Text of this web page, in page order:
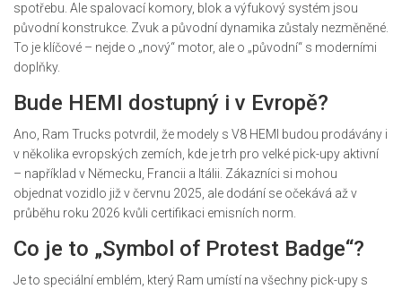
spotřebu. Ale spalovací komory, blok a výfukový systém jsou
původní konstrukce. Zvuk a původní dynamika zůstaly nezměněné.
To je klíčové – nejde o „nový“ motor, ale o „původní“ s moderními
doplňky.
Bude HEMI dostupný i v Evropě?
Ano, Ram Trucks potvrdil, že modely s V8 HEMI budou prodávány i
v několika evropských zemích, kde je trh pro velké pick-upy aktivní
– například v Německu, Francii a Itálii. Zákazníci si mohou
objednat vozidlo již v červnu 2025, ale dodání se očekává až v
průběhu roku 2026 kvůli certifikaci emisních norm.
Co je to „Symbol of Protest Badge“?
Je to speciální emblém, který Ram umístí na všechny pick-upy s